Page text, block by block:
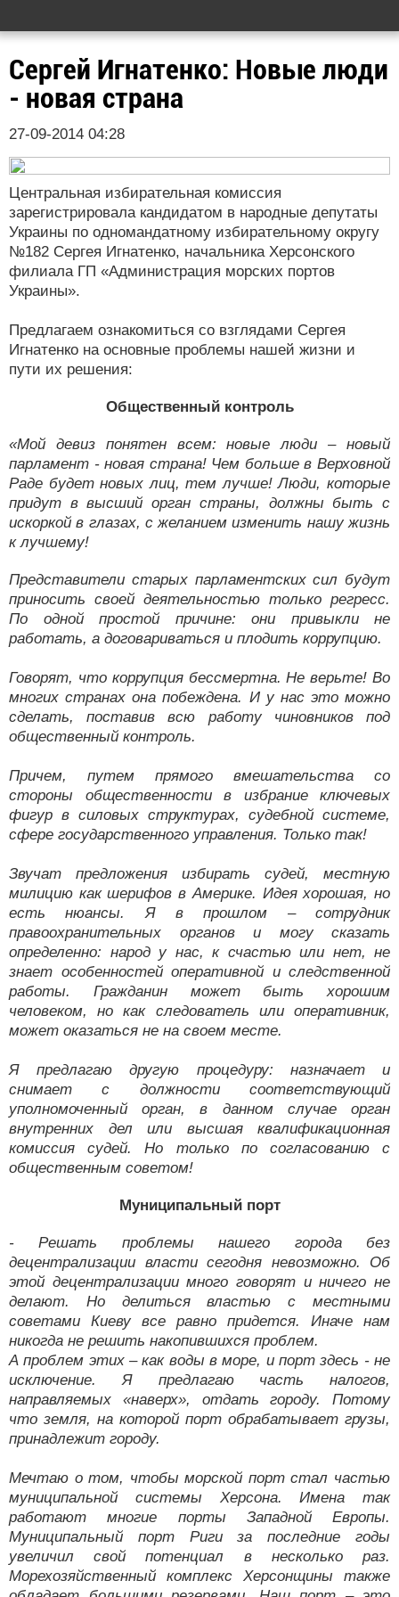
Сергей Игнатенко: Новые люди
- новая страна
27-09-2014 04:28
Центральная избирательная комиссия
зарегистрировала кандидатом в народные депутаты
Украины по одномандатному избирательному округу
№182 Сергея Игнатенко, начальника Херсонского
филиала ГП «Администрация морских портов
Украины».
Предлагаем ознакомиться со взглядами Сергея
Игнатенко на основные проблемы нашей жизни и
пути их решения:
Общественный контроль
«Мой девиз понятен всем: новые люди – новый
парламент - новая страна! Чем больше в Верховной
Раде будет новых лиц, тем лучше! Люди, которые
придут в высший орган страны, должны быть с
искоркой в глазах, с желанием изменить нашу жизнь
к лучшему!
Представители старых парламентских сил будут
приносить своей деятельностью только регресс.
По одной простой причине: они привыкли не
работать, а договариваться и плодить коррупцию.
Говорят, что коррупция бессмертна. Не верьте! Во
многих странах она побеждена. И у нас это можно
сделать, поставив всю работу чиновников под
общественный контроль.
Причем, путем прямого вмешательства со
стороны общественности в избрание ключевых
фигур в силовых структурах, судебной системе,
сфере государственного управления. Только так!
Звучат предложения избирать судей, местную
милицию как шерифов в Америке. Идея хорошая, но
есть нюансы. Я в прошлом – сотрудник
правоохранительных органов и могу сказать
определенно: народ у нас, к счастью или нет, не
знает особенностей оперативной и следственной
работы. Гражданин может быть хорошим
человеком, но как следователь или оперативник,
может оказаться не на своем месте.
Я предлагаю другую процедуру: назначает и
снимает с должности соответствующий
уполномоченный орган, в данном случае орган
внутренних дел или высшая квалификационная
комиссия судей. Но только по согласованию с
общественным советом!
Муниципальный порт
- Решать проблемы нашего города без
децентрализации власти сегодня невозможно. Об
этой децентрализации много говорят и ничего не
делают. Но делиться властью с местными
советами Киеву все равно придется. Иначе нам
никогда не решить накопившихся проблем.
А проблем этих – как воды в море, и порт здесь - не
исключение. Я предлагаю часть налогов,
направляемых «наверх», отдать городу. Потому
что земля, на которой порт обрабатывает грузы,
принадлежит городу.
Мечтаю о том, чтобы морской порт стал частью
муниципальной системы Херсона. Имена так
работают многие порты Западной Европы.
Муниципальный порт Риги за последние годы
увеличил свой потенциал в несколько раз.
Морехозяйственный комплекс Херсонщины также